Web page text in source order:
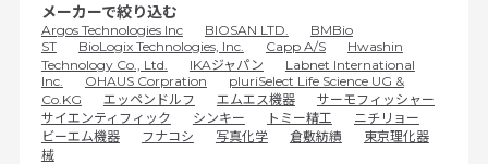
メーカーで絞り込む
Argos Technologies Inc BIOSAN LTD.
BMBio
ST
BioLogix Technologies, Inc. Capp A/S
Hwashin
Technology Co., Ltd.
IKAジャパン
Labnet International
Inc.
OHAUS Corpration
pluriSelect Life Science UG &
Co.KG
エッペンドルフ エムエス機器
サーモフィッシャー
サイエンティフィック
シンキー トミー精工
ニチリョー
ビーエム機器
フナコシ 写真化学 倉敷紡績
東京理化器
械